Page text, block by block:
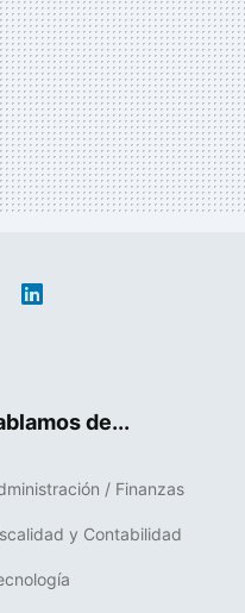
de...
/ Finanzas
y Contabilidad